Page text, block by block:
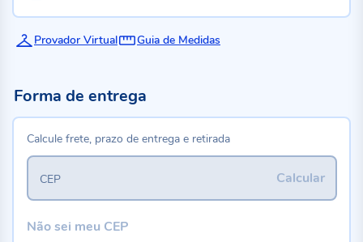
Provador Virtual Guia de Medidas
Forma de entrega
Calcule frete, prazo de entrega e retirada
Calcular
CEP
Não sei meu CEP